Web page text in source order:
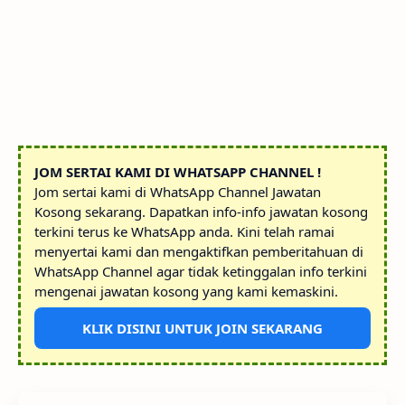
JOM SERTAI KAMI DI WHATSAPP CHANNEL !
Jom sertai kami di WhatsApp Channel Jawatan
Kosong sekarang. Dapatkan info-info jawatan kosong
terkini terus ke WhatsApp anda. Kini telah ramai
menyertai kami dan mengaktifkan pemberitahuan di
WhatsApp Channel agar tidak ketinggalan info terkini
mengenai jawatan kosong yang kami kemaskini.
KLIK DISINI UNTUK JOIN SEKARANG